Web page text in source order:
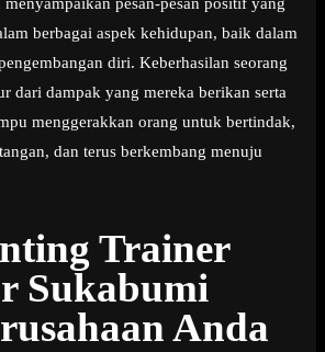
berbagai aspek kehidupan, baik dalam
diri. Keberhasilan seorang
dari dampak yang mereka berikan serta
menggerakkan orang untuk bertindak,
dan terus berkembang menuju
Trainer
Sukabumi
Anda